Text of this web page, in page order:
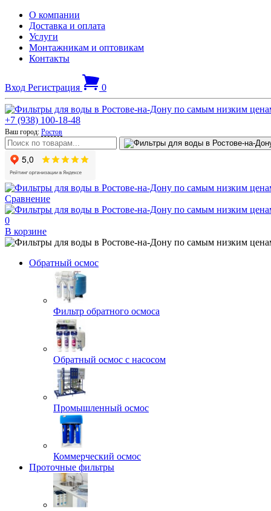
О компании
Доставка и оплата
Услуги
Монтажникам и оптовикам
Контакты
Вход Регистрация 0
+7 (938) 100-18-48
Ваш город: Ростов
Сравнение
0
В корзине
Обратный осмос
Фильтр обратного осмоса
Обратный осмос с насосом
Промышленный осмос
Коммерческий осмос
Проточные фильтры